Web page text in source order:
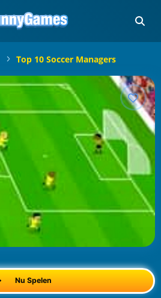
Top 10 Soccer Managers
Nu Spelen